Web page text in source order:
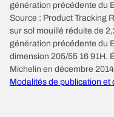
génération précédente du
Source : Product Tracking
sur sol mouillé réduite de
génération précédente du
dimension 205/55 16 91H.
Michelin en décembre
Modalités de publication et